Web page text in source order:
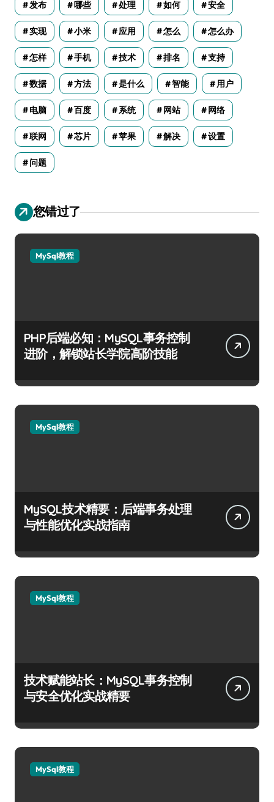
发布 哪些 处理 如何 安全
实现 小米 应用 怎么 怎么办
怎样 手机 技术 排名 支持
数据 方法 是什么 智能 用户
电脑 百度 系统 网站 网络
联网 芯片 苹果 解决 设置
问题
您错过了
MySql教程
PHP后端必知：MySQL事务控制
进阶，解锁站长学院高阶技能
MySql教程
MySQL技术精要：后端事务处理
与性能优化实战指南
MySql教程
技术赋能站长：MySQL事务控制
与安全优化实战精要
MySql教程